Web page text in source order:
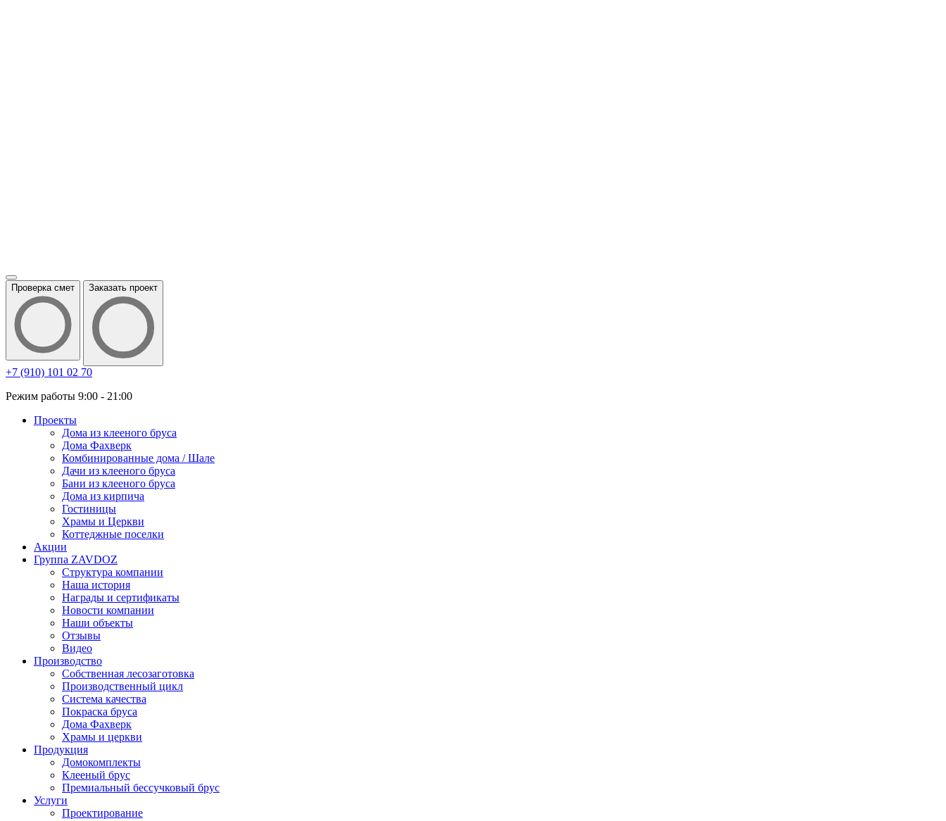
Проверка смет Заказать проект
+7 (910) 101 02 70
Режим работы 9:00 - 21:00
Проекты
Дома из клееного бруса
Дома Фахверк
Комбинированные дома / Шале
Дачи из клееного бруса
Бани из клееного бруса
Дома из кирпича
Гостиницы
Храмы и Церкви
Коттеджные поселки
Акции
Группа ZAVDOZ
Структура компании
Наша история
Награды и сертификаты
Новости компании
Наши объекты
Отзывы
Видео
Производство
Собственная лесозаготовка
Производственный цикл
Система качества
Покраска бруса
Дома Фахверк
Храмы и церкви
Продукция
Домокомплекты
Клееный брус
Премиальный бессучковый брус
Услуги
Проектирование